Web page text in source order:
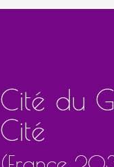
Cité du
Cité